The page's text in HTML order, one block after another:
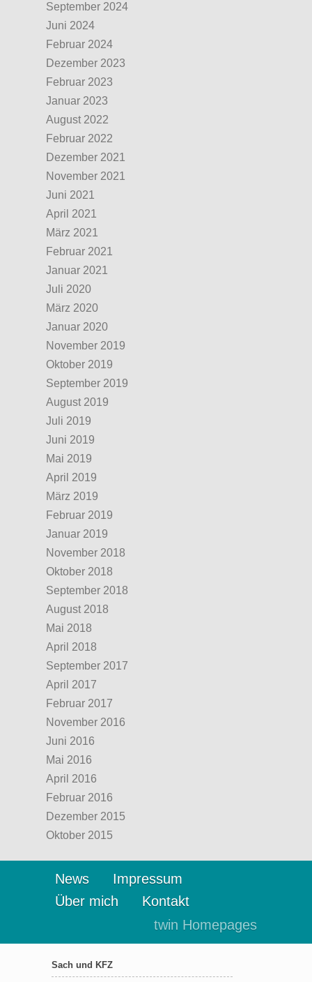
September 2024
Juni 2024
Februar 2024
Dezember 2023
Februar 2023
Januar 2023
August 2022
Februar 2022
Dezember 2021
November 2021
Juni 2021
April 2021
März 2021
Februar 2021
Januar 2021
Juli 2020
März 2020
Januar 2020
November 2019
Oktober 2019
September 2019
August 2019
Juli 2019
Juni 2019
Mai 2019
April 2019
März 2019
Februar 2019
Januar 2019
November 2018
Oktober 2018
September 2018
August 2018
Mai 2018
April 2018
September 2017
April 2017
Februar 2017
November 2016
Juni 2016
Mai 2016
April 2016
Februar 2016
Dezember 2015
Oktober 2015
News
Impressum
Über mich
Kontakt
twin Homepages
Sach und KFZ